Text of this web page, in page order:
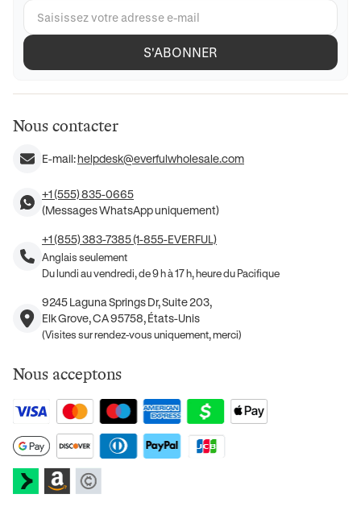
S'ABONNER
Nous contacter
E-mail:helpdesk@everfulwholesale.com
+1 (555) 835-0665
(Messages WhatsApp uniquement)
+1 (855) 383-7385 (1-855-EVERFUL)
Anglais seulement
Du lundi au vendredi, de 9 h à 17 h, heure du Pacifique
9245 Laguna Springs Dr, Suite 203,
Elk Grove, CA 95758, États-Unis
(Visites sur rendez-vous uniquement, merci)
Nous acceptons